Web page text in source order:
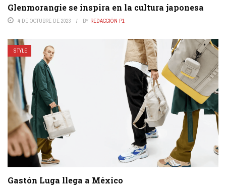
Glenmorangie se inspira en la cultura japonesa
4 DE OCTUBRE DE 2023 BY REDACCIÓN P1
STYLE
Gastón Luga llega a México